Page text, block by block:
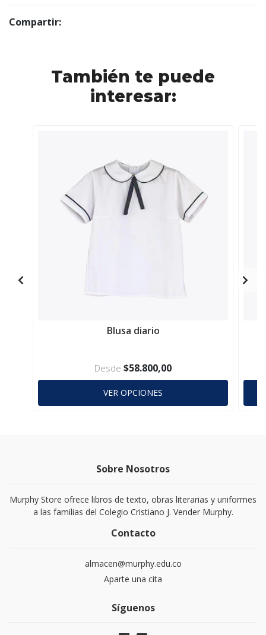
Compartir:
También te puede
interesar:
Blusa diario
Desde $58.800,00
VER OPCIONES
Sobre Nosotros
Murphy Store ofrece libros de texto, obras literarias y uniformes
a las familias del Colegio Cristiano J. Vender Murphy.
Contacto
almacen@murphy.edu.co
Aparte una cita
Síguenos